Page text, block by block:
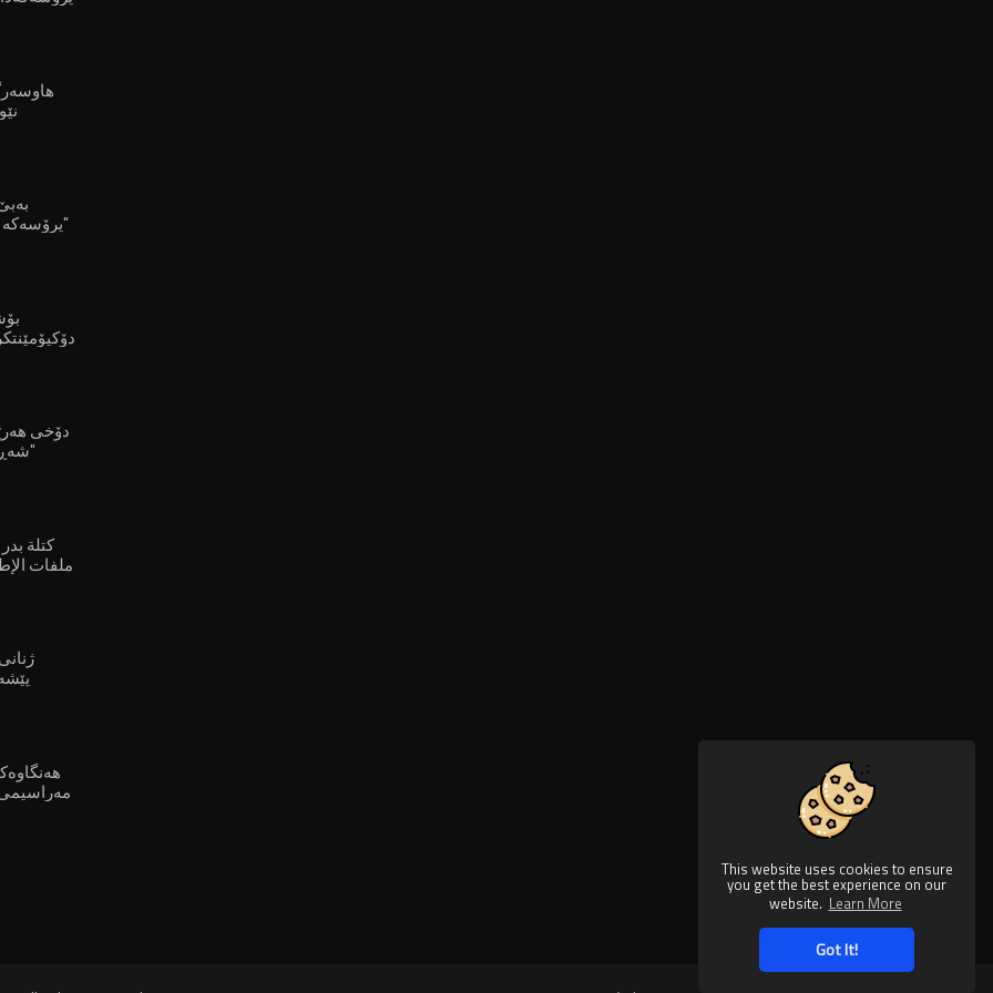
This website uses cookies to ensure
you get the best experience on our
website. Learn More
Got It!
پرۆسەکە هیچ واتایەکی نابێت"
شه‌ڕى ناوخۆى لێهاتووه‌"
⁣كتلة
ملفات